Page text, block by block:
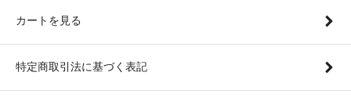
カートを見る
特定商取引法に基づく表記